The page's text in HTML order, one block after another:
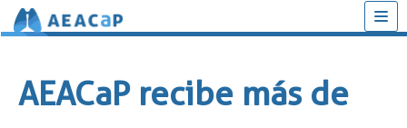
contenido
AEACaP recibe más de